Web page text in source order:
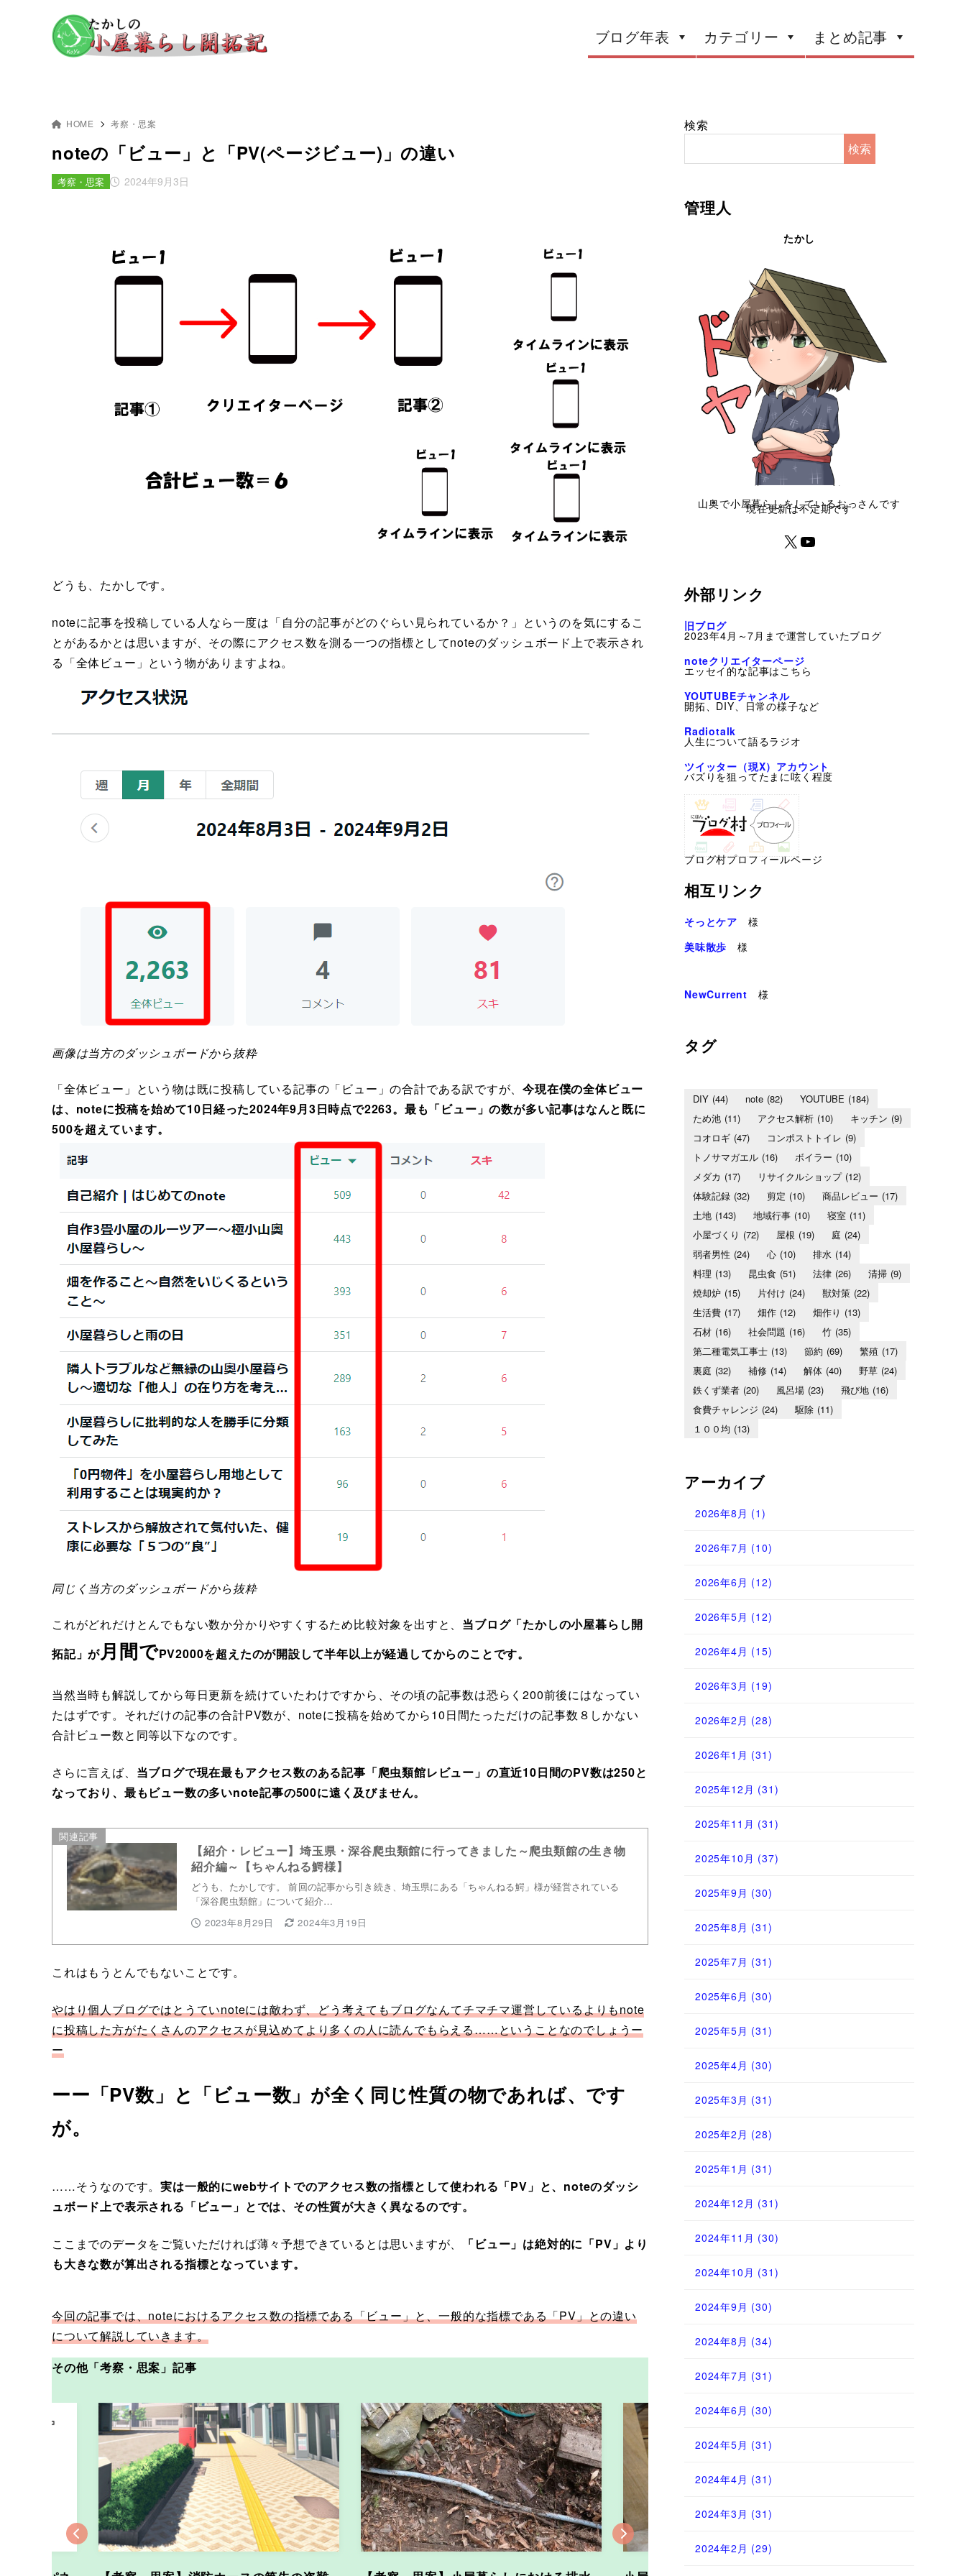
ブログ年表 カテゴリー まとめ記事
HOME 考察・思案
noteの「ビュー」と「PV(ページビュー)」の違い
2024年9月3日
考察・思案
どうも、たかしです。
noteに記事を投稿している人なら一度は「自分の記事がどのぐらい見られているか？」というのを気にするこ
とがあるかとは思いますが、その際にアクセス数を測る一つの指標としてnoteのダッシュボード上で表示され
る「全体ビュー」という物がありますよね。
画像は当方のダッシュボードから抜粋
「全体ビュー」という物は既に投稿している記事の「ビュー」の合計である訳ですが、今現在僕の全体ビュー
は、noteに投稿を始めて10日経った2024年9月3日時点で2263。最も「ビュー」の数が多い記事はなんと既に
500を超えています。
同じく当方のダッシュボードから抜粋
これがどれだけとんでもない数か分かりやすくするため比較対象を出すと、 当ブログ「たかしの小屋暮らし開
拓記」が月間でPV2000を超えたのが開設して半年以上が経過してからのことです。
当然当時も解説してから毎日更新を続けていたわけですから、その頃の記事数は恐らく200前後にはなってい
たはずです。それだけの記事の合計PV数が、noteに投稿を始めてから10日間たっただけの記事数８しかない
合計ビュー数と同等以下なのです。
さらに言えば、 当ブログで現在最もアクセス数のある記事「爬虫類館レビュー」の直近10日間のPV数は250と
なっており、最もビュー数の多いnote記事の500に遠く及びません。
関連記事
【紹介・レビュー】埼玉県・深谷爬虫類館に行ってきました～爬虫類館の生き物
紹介編～【ちゃんねる鰐様】
どうも、たかしです。 前回の記事から引き続き、埼玉県にある「ちゃんねる鰐」様が経営されている
「深谷爬虫類館」について紹介…
2023年8月29日
2024年3月19日
これはもうとんでもないことです。
やはり個人ブログではとうていnoteには敵わず、どう考えてもブログなんてチマチマ運営しているよりもnote
に投稿した方がたくさんのアクセスが見込めてより多くの人に読んでもらえる……ということなのでしょうー
ー
ーー 「PV数」と「ビュー数」が全く同じ性質の物であれば、です
が。
……そうなのです。実は一般的にwebサイトでのアクセス数の指標として使われる「PV」と、noteのダッシ
ュボード上で表示される「ビュー」とでは、その性質が大きく異なるのです。
ここまでのデータをご覧いただければ薄々予想できているとは思いますが、
「ビュー」は絶対的に「PV」より
も大きな数が算出される指標となっています。
今回の記事では、noteにおけるアクセス数の指標である「ビュー」と、一般的な指標である「PV」との違い
について解説していきます。
その他「考察・思案」記事
Previous Next
検索
検索
管理人
たかし
山奥で小屋暮らしをしているおっさんです
現在更新は不定期です
外部リンク
旧ブログ
2023年4月～7月まで運営していたブログ
noteクリエイターページ
エッセイ的な記事はこちら
YOUTUBEチャンネル
開拓、DIY、日常の様子など
Radiotalk
人生について語るラジオ
ツイッター（現X）アカウント
バズりを狙ってたまに呟く程度
ブログ村プロフィールページ
相互リンク
そっとケア 様
美味散歩 様
NewCurrent 様
タグ
DIY (44) note (82) YOUTUBE (184)
ため池 (11) アクセス解析 (10) キッチン (9)
コオロギ (47) コンポストトイレ (9)
トノサマガエル (16) ボイラー (10)
メダカ (17) リサイクルショップ (12)
体験記録 (32) 剪定 (10) 商品レビュー (17)
土地 (143) 地域行事 (10) 寝室 (11)
小屋づくり (72) 屋根 (19) 庭 (24)
弱者男性 (24) 心 (10) 排水 (14)
料理 (13) 昆虫食 (51) 法律 (26) 清掃 (9)
焼却炉 (15) 片付け (24) 獣対策 (22)
生活費 (17) 畑作 (12) 畑作り (13)
石材 (16) 社会問題 (16) 竹 (35)
第二種電気工事士 (13) 節約 (69) 繁殖 (17)
裏庭 (32) 補修 (14) 解体 (40) 野草 (24)
鉄くず業者 (20) 風呂場 (23) 飛び地 (16)
食費チャレンジ (24) 駆除 (11)
１００均 (13)
アーカイブ
2026年8月 (1)
2026年7月 (10)
2026年6月 (12)
2026年5月 (12)
2026年4月 (15)
2026年3月 (19)
2026年2月 (28)
2026年1月 (31)
2025年12月 (31)
2025年11月 (31)
2025年10月 (37)
2025年9月 (30)
2025年8月 (31)
2025年7月 (31)
2025年6月 (30)
2025年5月 (31)
2025年4月 (30)
2025年3月 (31)
2025年2月 (28)
2025年1月 (31)
2024年12月 (31)
2024年11月 (30)
2024年10月 (31)
2024年9月 (30)
2024年8月 (34)
2024年7月 (31)
2024年6月 (30)
2024年5月 (31)
2024年4月 (31)
2024年3月 (31)
2024年2月 (29)